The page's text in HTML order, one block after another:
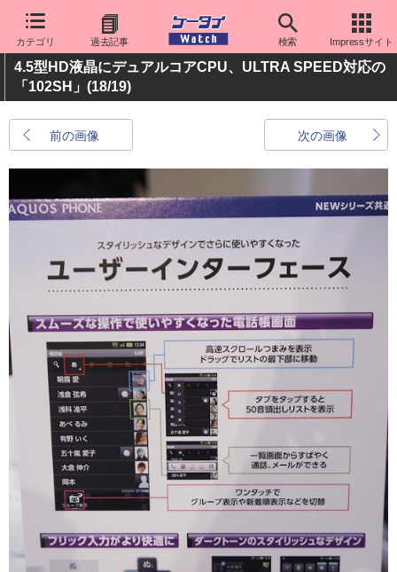
カテゴリ 過去記事 検索 Impressサイト
4.5型HD液晶にデュアルコアCPU、ULTRA SPEED対応の
「102SH」 (18/19)
前の画像 次の画像